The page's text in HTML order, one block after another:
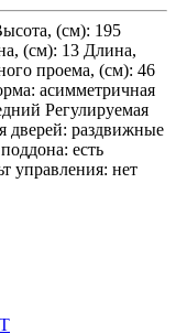
(см): 195
(см): 13 Длина,
проема, (см): 46
асимметричная
Регулируемая
дверей: раздвижные
есть
управления: нет